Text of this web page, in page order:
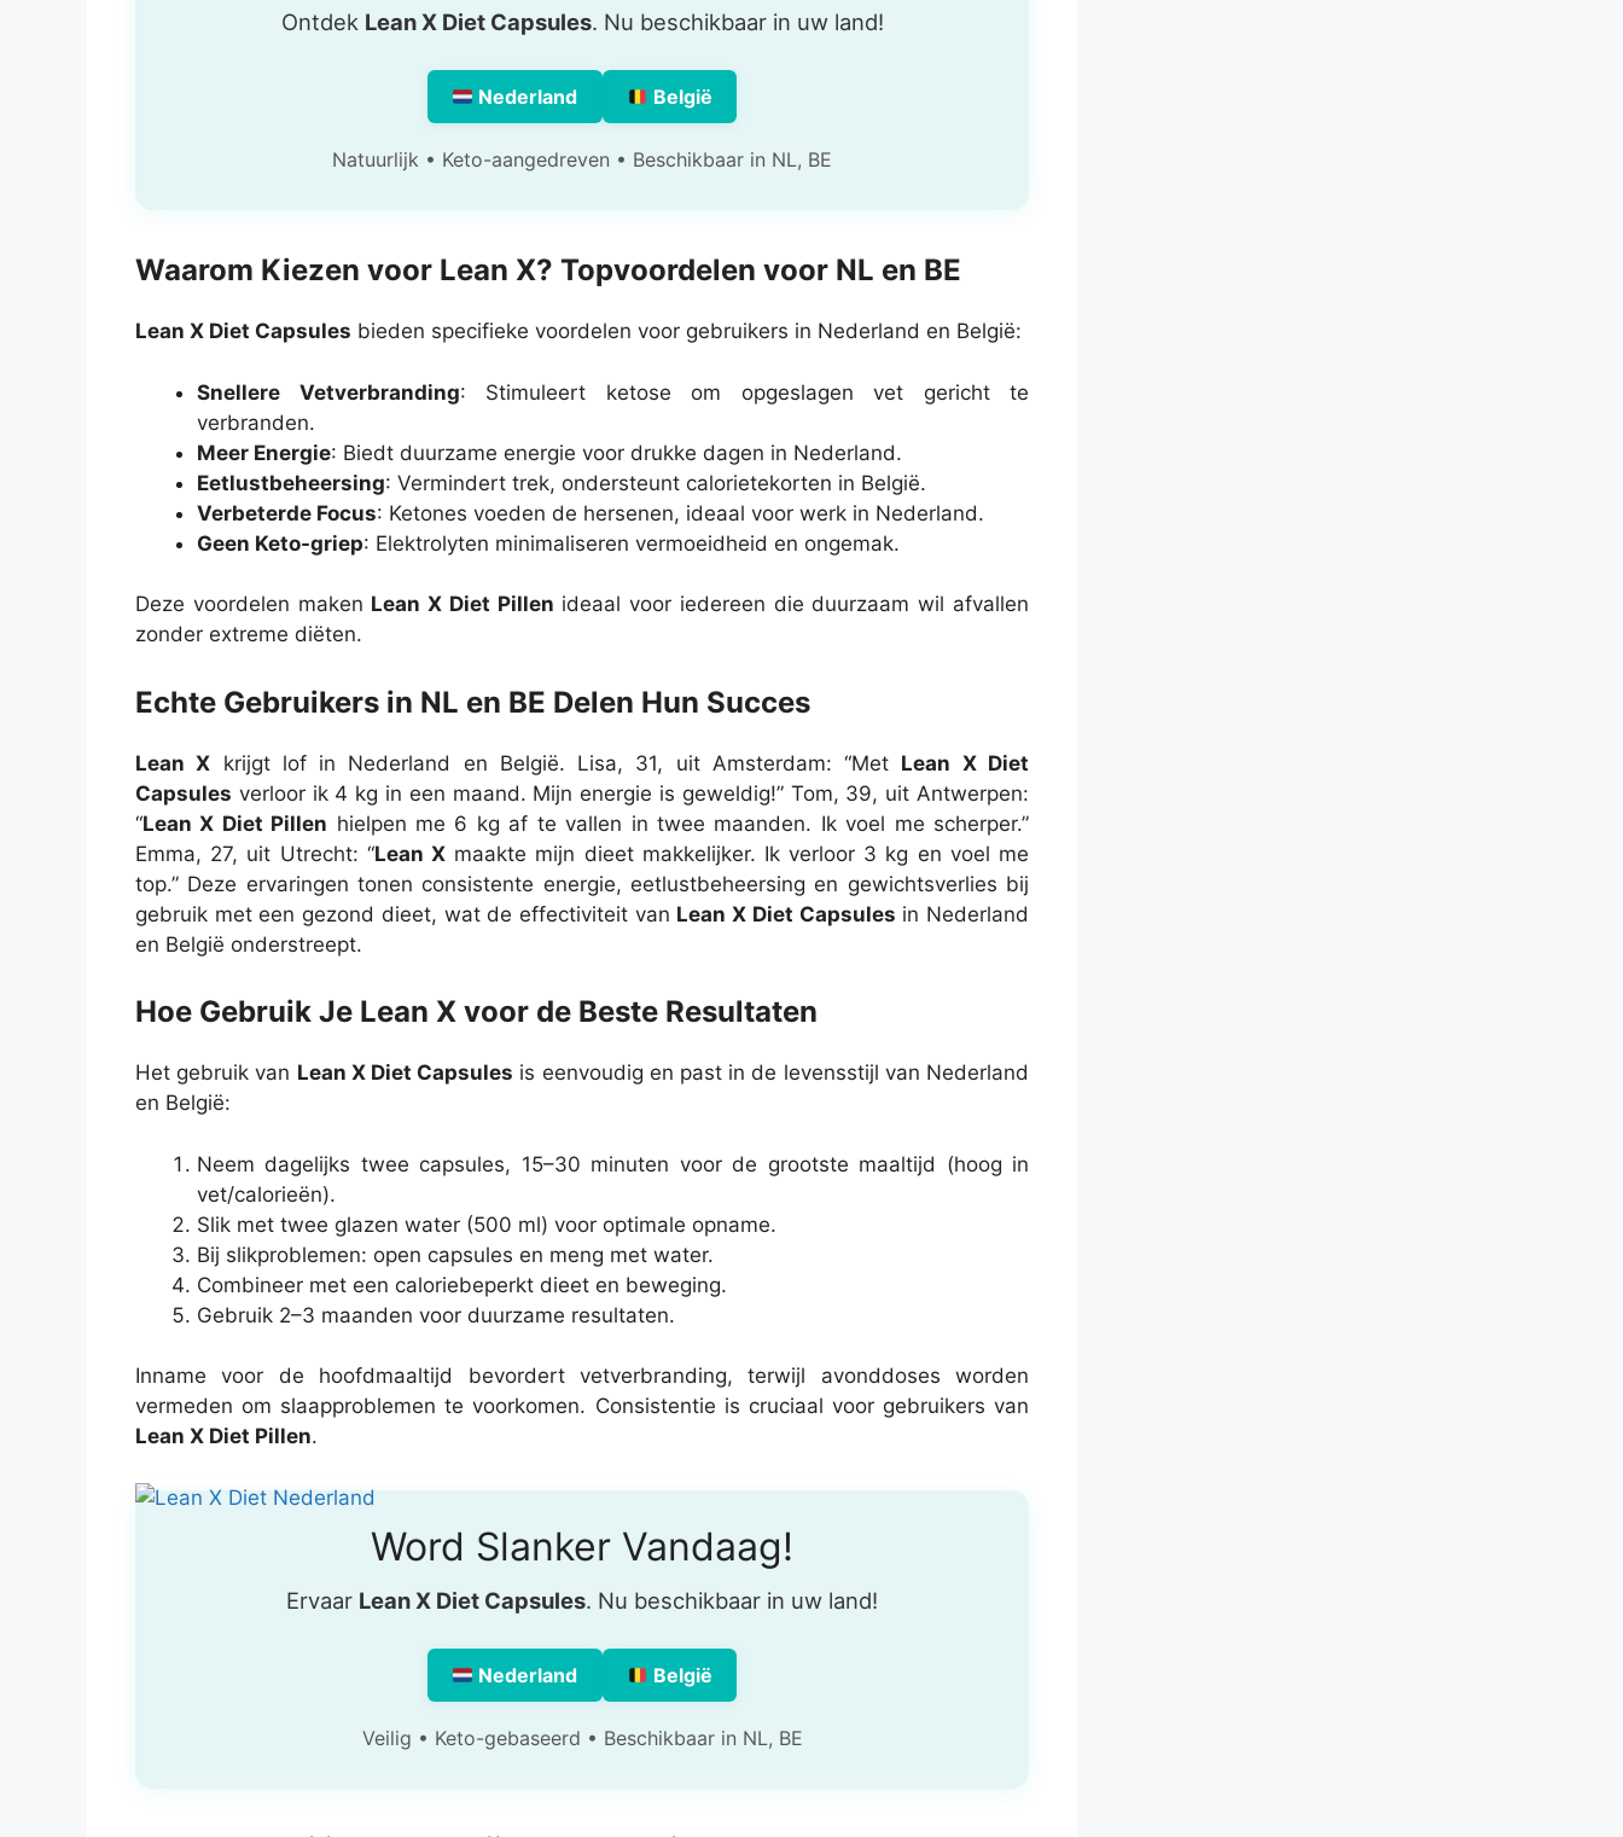
Ontdek Lean X Diet Capsules. Nu beschikbaar in uw land!
Nederland België
Natuurlijk • Keto-aangedreven • Beschikbaar in NL, BE
Waarom Kiezen voor Lean X? Topvoordelen voor NL en BE
Lean X Diet Capsules bieden specifieke voordelen voor gebruikers in Nederland en België:
Snellere Vetverbranding: Stimuleert ketose om opgeslagen vet gericht te
verbranden.
Meer Energie: Biedt duurzame energie voor drukke dagen in Nederland.
Eetlustbeheersing: Vermindert trek, ondersteunt calorietekorten in België.
Verbeterde Focus: Ketones voeden de hersenen, ideaal voor werk in Nederland.
Geen Keto-griep: Elektrolyten minimaliseren vermoeidheid en ongemak.
Deze voordelen maken Lean X Diet Pillen ideaal voor iedereen die duurzaam wil afvallen
zonder extreme diëten.
Echte Gebruikers in NL en BE Delen Hun Succes
Lean X krijgt lof in Nederland en België. Lisa, 31, uit Amsterdam: “Met Lean X Diet
Capsules verloor ik 4 kg in een maand. Mijn energie is geweldig!” Tom, 39, uit Antwerpen:
“Lean X Diet Pillen hielpen me 6 kg af te vallen in twee maanden. Ik voel me scherper.”
Emma, 27, uit Utrecht: “Lean Xmaakte mijn dieet makkelijker. Ik verloor 3 kg en voel me
top.” Deze ervaringen tonen consistente energie, eetlustbeheersing en gewichtsverlies bij
gebruik met een gezond dieet, wat de effectiviteit van Lean X Diet Capsules in Nederland
en België onderstreept.
Hoe Gebruik Je Lean X voor de Beste Resultaten
Het gebruik van Lean X Diet Capsules is eenvoudig en past in de levensstijl van Nederland
en België:
Neem dagelijks twee capsules, 15–30 minuten voor de grootste maaltijd (hoog in
vet/calorieën).
Slik met twee glazen water (500 ml) voor optimale opname.
Bij slikproblemen: open capsules en meng met water.
Combineer met een caloriebeperkt dieet en beweging.
Gebruik 2–3 maanden voor duurzame resultaten.
Inname voor de hoofdmaaltijd bevordert vetverbranding, terwijl avonddoses worden
vermeden om slaapproblemen te voorkomen. Consistentie is cruciaal voor gebruikers van
Lean X Diet Pillen.
Word Slanker Vandaag!
Ervaar Lean X Diet Capsules. Nu beschikbaar in uw land!
Nederland België
Veilig • Keto-gebaseerd • Beschikbaar in NL, BE